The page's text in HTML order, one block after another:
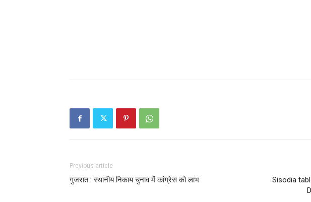
Previous article
गुजरात : स्थानीय निकाय चुनाव में कांग्रेस को लाभ
Sisodia